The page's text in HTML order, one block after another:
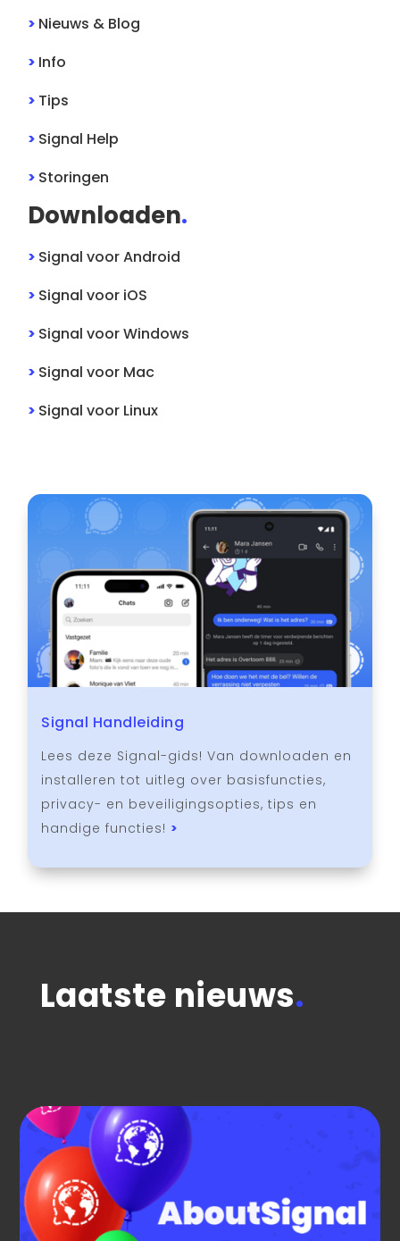
> Nieuws & Blog
> Info
> Tips
> Signal Help
> Storingen
Downloaden.
> SignalvoorAndroid
> Signalvoor iOS
> SignalvoorWindows
> Signalvoor Mac
> Signalvoor Linux
Signal Handleiding
Lees deze Signal-gids! Van downloaden en
installeren tot uitleg over basisfuncties,
privacy- en beveiligingsopties, tips en
handige functies! >
Laatste nieuws.